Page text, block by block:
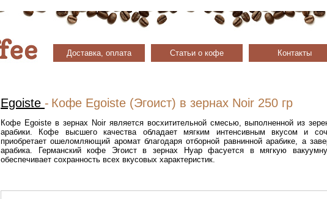
Доставка, оплата Статьи о кофе Контакты
Egoiste - Кофе Egoiste (Эгоист) в зернах Noir 250 гр
Кофе Egoiste в зернах Noir является восхитительной смесью, выполненной из
арабики. Кофе высшего качества обладает мягким интенсивным вкусом и
приобретает ошеломляющий аромат благодаря отборной равнинной арабике, а
арабика. Германский кофе Эгоист в зернах Нуар фасуется в мягкую
обеспечивает сохранность всех вкусовых характеристик.